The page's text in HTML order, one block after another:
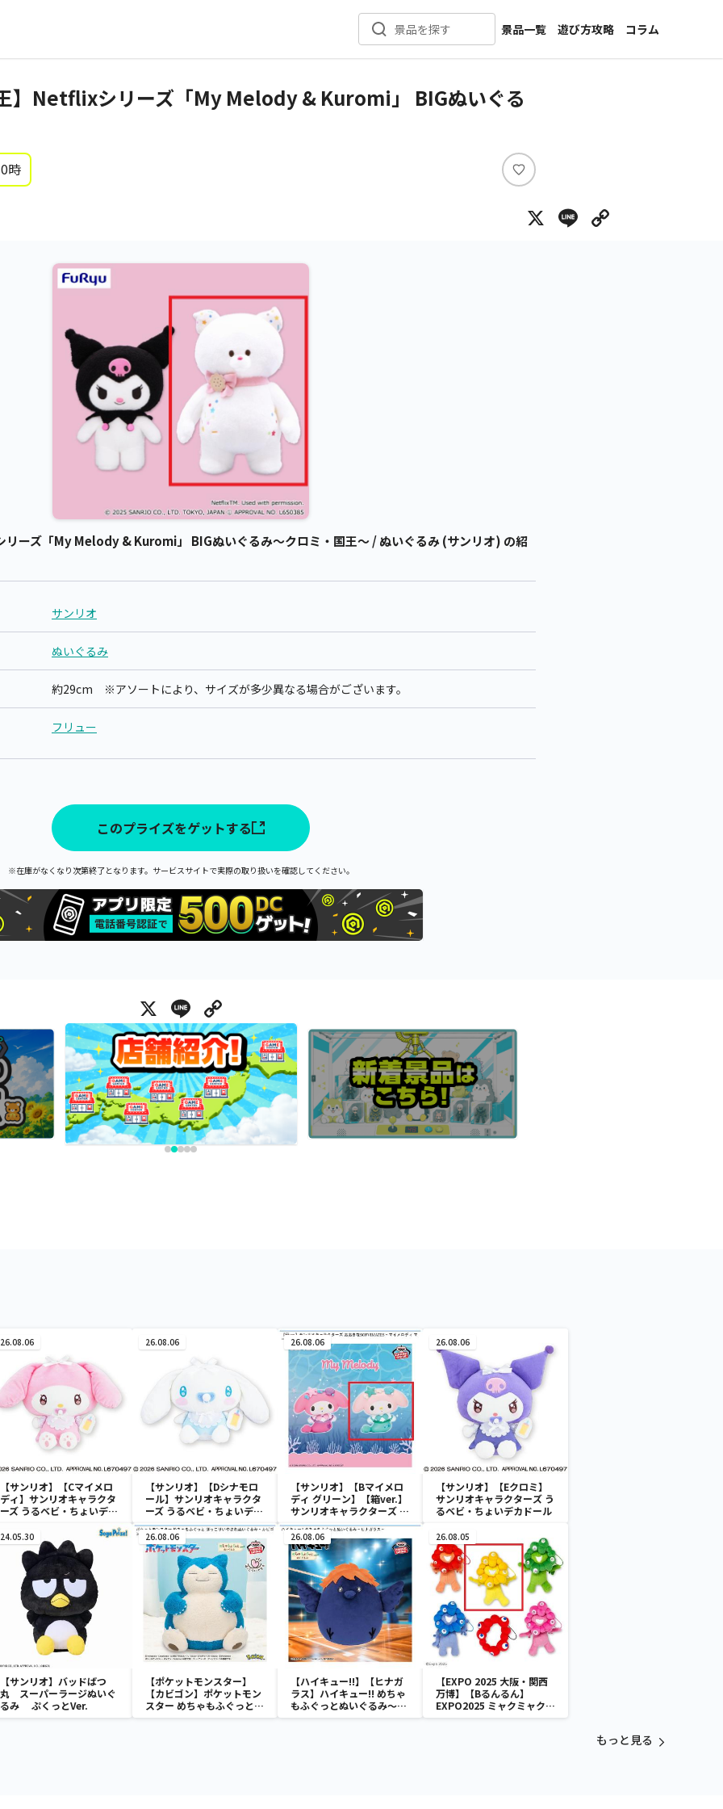
景品を探す
景品一覧
新着景品
カテゴリ一覧
遊び方攻略
コラム
インタビュー
】Netflixシリーズ「My Melody & Kuromi」 BIGぬいぐる
時
い
ね
X Line
ーズ「My Melody & Kuromi」 BIGぬいぐるみ～クロミ・国王～ / ぬいぐるみ (サンリオ) の紹
サンリオ
ぬいぐるみ
約29cm ※アソートにより、サイズが多少異なる場合がございます。
フリュー
このプライズをゲットする
※在庫がなくなり次第終了となります。サービスサイトで実際の取り扱いを確認してください。
X Line
26.08.06
【サンリオ】【Cマイメロ
ディ】サンリオキャラクタ
ーズ うるベビ・ちょいデカ
26.08.06
【サンリオ】【Dシナモロ
ール】サンリオキャラクタ
ーズ うるベビ・ちょいデカ
ドール
26.08.06
【サンリオ】【Bマイメロ
ディ グリーン】【箱ver.】
サンリオキャラクターズ お
おきなSOFVIMATES～マ
イメロディ マーメイドver.
～
26.08.06
【サンリオ】【Eクロミ】
サンリオキャラクターズ う
るベビ・ちょいデカドール
24.05.30
【サンリオ】バッドばつ
丸 スーパーラージぬいぐ
るみ ぷくっとVer.
26.08.06
【ポケットモンスター】
【カビゴン】ポケットモン
スター めちゃもふぐっと
ほっこりいやされぬいぐる
26.08.06
【ハイキュー!!】【ヒナガ
ラス】ハイキュー!! めちゃ
もふぐっとぬいぐるみ～ヒ
ナガラス～
26.08.05
【EXPO 2025 大阪・関西
万博】【Bるんるん】
EXPO2025 ミャクミャク
カラフルゴム紐付きぬいぐ
もっと見る